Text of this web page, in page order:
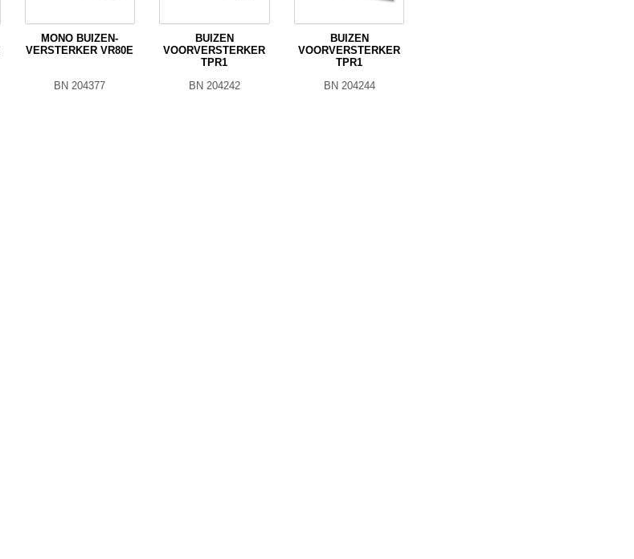
MONO BUIZEN-
VERSTERKER VR80E
BN 204377
BUIZEN
VOORVERSTERKER
TPR1
BN 204242
BUIZEN
VOORVERSTERKER
TPR1
BN 204244